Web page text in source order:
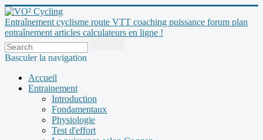
Entraînement cyclisme route VTT coaching puissance forum plan
entraînement articles calculateurs en ligne !
Basculer la navigation
Accueil
Entrainement
Introduction
Fondamentaux
Physiologie
Test d'effort